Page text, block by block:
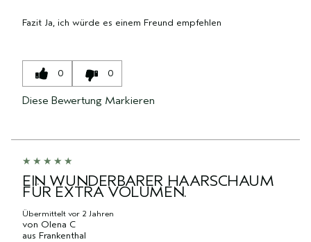
Fazit Ja, ich würde es einem Freund empfehlen
0 0
Diese Bewertung Markieren
EIN WUNDERBARER HAARSCHAUM
FÜR EXTRA VOLUMEN.
Übermittelt vor 2 Jahren
von Olena C
aus Frankenthal